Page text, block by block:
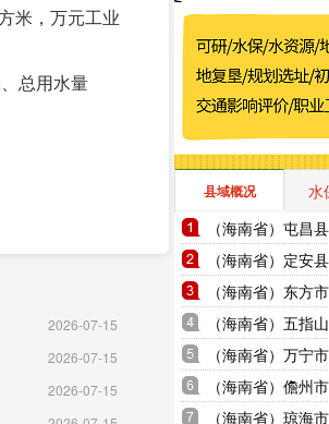
米，万元工业
总用水量
2026-07-15
2026-07-15
2026-07-15
县域概况 水
（海南省）屯昌
貌、气象水文、
（海南省）定安
貌、气象水文、
（海南省）东方
貌、气象水文、
（海南省）五指
地貌、气象水文
（海南省）万宁
貌、气象水文、
（海南省）儋州
貌、气象水文、
（海南省）琼海